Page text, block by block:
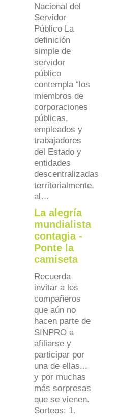
Nacional del
Servidor
Público La
definición
simple de
servidor
público
contempla “los
miembros de
corporaciones
públicas,
empleados y
trabajadores
del Estado y
entidades
descentralizadas
territorialmente,
al…
La alegría
mundialista
contagia -
Ponte la
camiseta
Recuerda
invitar a los
compañeros
que aún no
hacen parte de
SINPRO a
afiliarse y
participar por
una de ellas...
y por muchas
más sorpresas
que se vienen.
Sorteos: 1.